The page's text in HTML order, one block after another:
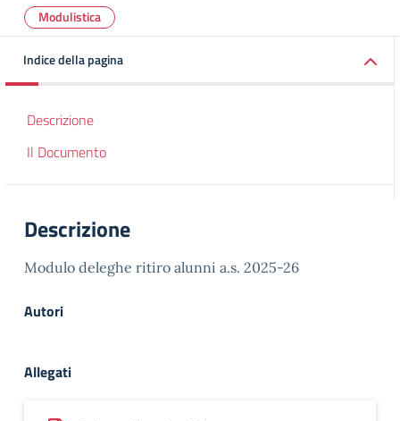
Modulistica
Indice della pagina
Descrizione
Il Documento
Descrizione
Modulo deleghe ritiro alunni a.s. 2025-26
Autori
Allegati